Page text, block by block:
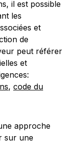
il est possible
les
et
de
peut référer
et
, code du
approche
sur une